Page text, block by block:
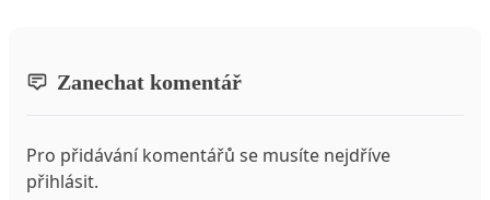
Zanechat komentář
Pro přidávání komentářů se musíte nejdříve
přihlásit.